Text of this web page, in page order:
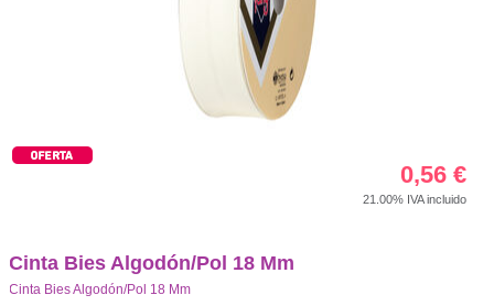
0,56 €
21.00% IVA incluido
Cinta Bies Algodón/Pol 18 Mm
Cinta Bies Algodón/Pol 18 Mm